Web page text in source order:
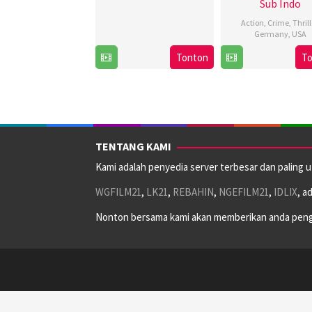
Tonton
Sub Indo
Action, Crime,
Germany, USA
Jun
TENTANG KAMI
Kami adalah penyedia server terbesar dan
WGFILM21, LK21, REBAHIN, NGEFILM21, IDLIX,
Nonton bersama kami akan memberikan anda